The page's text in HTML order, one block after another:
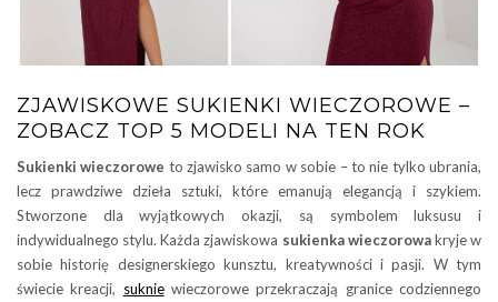
ZJAWISKOWE SUKIENKI WIECZOROWE –
ZOBACZ TOP 5 MODELI NA TEN ROK
Sukienki wieczorowe to zjawisko samo w sobie – to nie tylko ubrania,
lecz prawdziwe dzieła sztuki, które emanują elegancją i szykiem.
Stworzone dla wyjątkowych okazji, są symbolem luksusu i
indywidualnego stylu. Każda zjawiskowa sukienka wieczorowakryje w
sobie historię designerskiego kunsztu, kreatywności i pasji. W tym
świecie kreacji, sukniewieczorowe przekraczają granice codziennego